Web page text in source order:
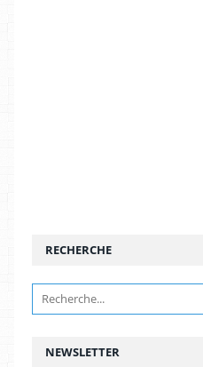
NEWSLETTER
RECHERCHE